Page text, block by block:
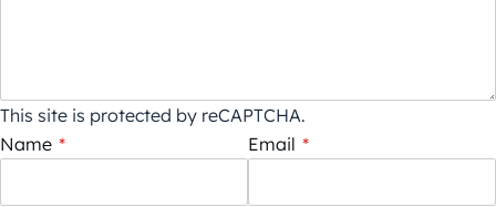
This site is protected by reCAPTCHA.
Name * Email *